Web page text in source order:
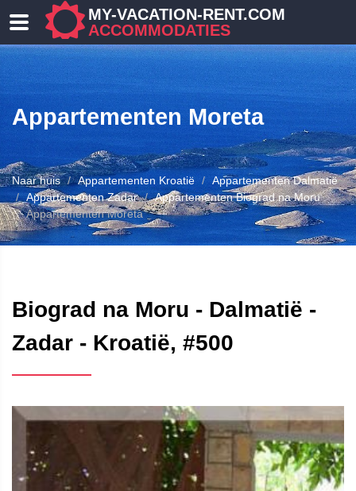
MY-VACATION-RENT.COM
ACCOMMODATIES
Appartementen Moreta
Naar huis Appartementen Kroatië
Appartementen Dalmatië
Appartementen Zadar
Appartementen Biograd na Moru
Appartementen Moreta
Biograd na Moru - Dalmatië -
Zadar - Kroatië, #500